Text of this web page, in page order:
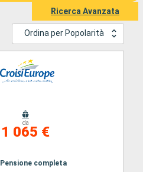
Ricerca Avanzata
Ordina per Popolarità
da
1 065 €
Pensione completa